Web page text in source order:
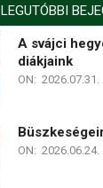
LEGUTÓBBI
A svájci
diákjaink
ON: 2026.07.31.
ON: 2026.06.24.